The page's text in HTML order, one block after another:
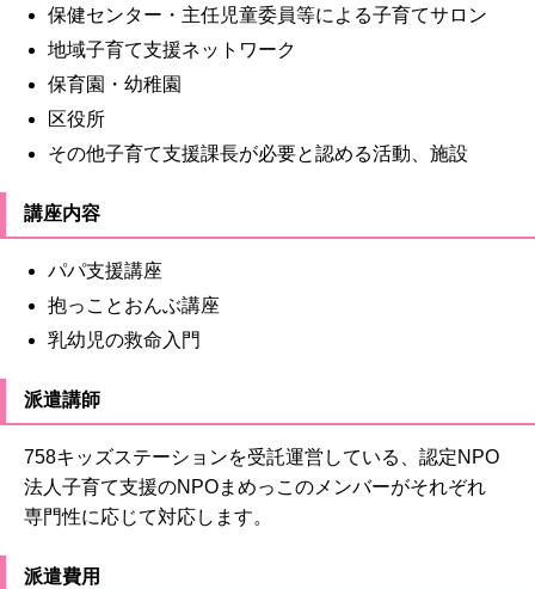
保健センター・主任児童委員等による子育てサロン
地域子育て支援ネットワーク
保育園・幼稚園
区役所
その他子育て支援課長が必要と認める活動、施設
講座内容
パパ支援講座
抱っことおんぶ講座
乳幼児の救命入門
派遣講師
758キッズステーションを受託運営している、認定NPO
法人子育て支援のNPOまめっこのメンバーがそれぞれ
専門性に応じて対応します。
派遣費用